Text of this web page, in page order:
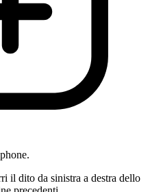
il dito da sinistra a destra dello